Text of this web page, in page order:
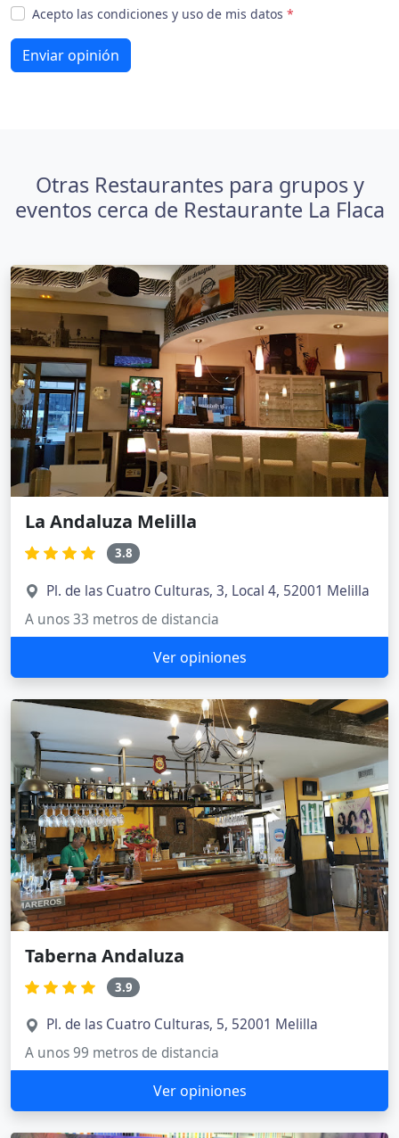
Acepto las condiciones y uso de mis datos *
Enviar opinión
Otras Restaurantes para grupos y
eventos cerca de Restaurante La Flaca
La Andaluza Melilla
3.8
Pl. de las Cuatro Culturas, 3, Local 4, 52001 Melilla
A unos 33 metros de distancia
Ver opiniones
Taberna Andaluza
3.9
Pl. de las Cuatro Culturas, 5, 52001 Melilla
A unos 99 metros de distancia
Ver opiniones